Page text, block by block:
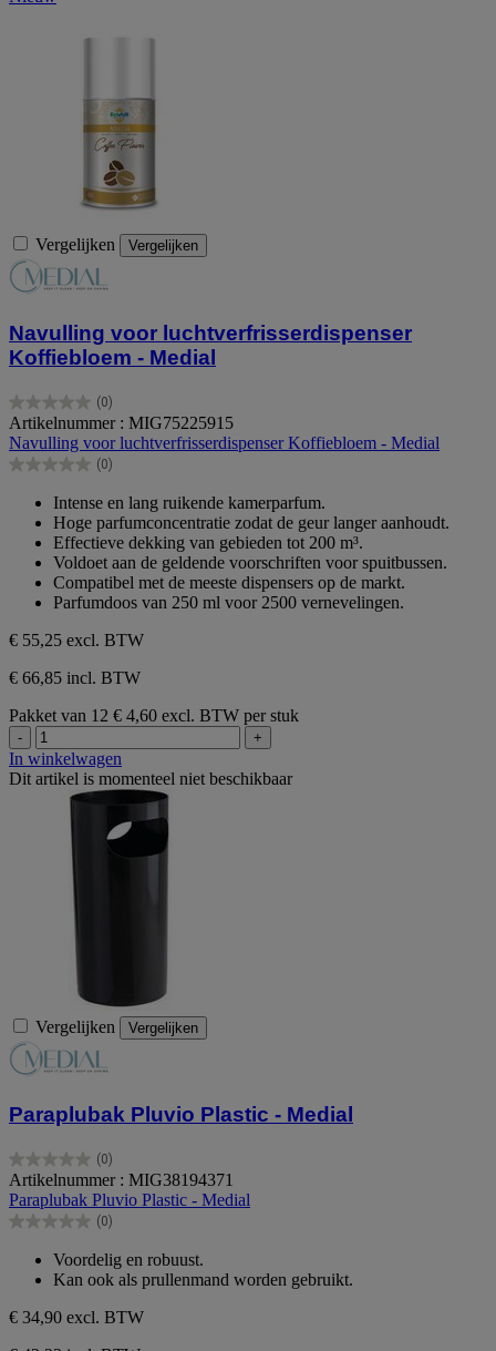
Vergelijken Vergelijken
Navulling voor luchtverfrisserdispenser
Koffiebloem - Medial
(0)
0.0
van
de
5
Artikelnummer : MIG75225915
Navulling voor luchtverfrisserdispenser Koffiebloem - Medial
(0)
0.0
sterren.
Intense en lang ruikende kamerparfum.
Hoge parfumconcentratie zodat de geur langer aanhoudt.
Effectieve dekking van gebieden tot 200 m³.
Voldoet aan de geldende voorschriften voor spuitbussen.
Compatibel met de meeste dispensers op de markt.
Parfumdoos van 250 ml voor 2500 vernevelingen.
€ 55,25 excl. BTW
€ 66,85 incl. BTW
Pakket van 12 € 4,60 excl. BTW per stuk
- +
In winkelwagen
Dit artikel is momenteel niet beschikbaar
Vergelijken Vergelijken
Paraplubak Pluvio Plastic - Medial
(0)
0.0
van
de
5
Artikelnummer : MIG38194371
Paraplubak Pluvio Plastic - Medial
(0)
0.0
sterren.
Voordelig en robuust.
Kan ook als prullenmand worden gebruikt.
€ 34,90 excl. BTW